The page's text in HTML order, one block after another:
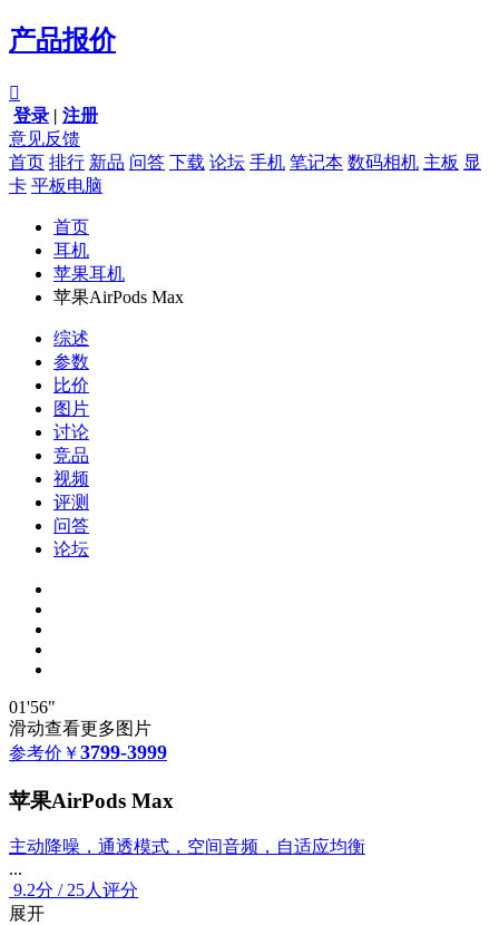
产品报价

登录 | 注册
意见反馈
首页 排行 新品 问答 下载 论坛 手机 笔记本 数码相机 主板 显
卡 平板电脑
首页
耳机
苹果耳机
苹果AirPods Max
综述
参数
比价
图片
讨论
竞品
视频
评测
问答
论坛
01'56"
滑动查看更多图片
参考价 ￥3799-3999
苹果AirPods Max
主动降噪，通透模式，空间音频，自适应均衡
...
9.2分 / 25人评分
展开